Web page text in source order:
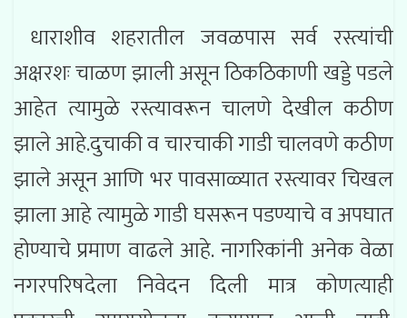
धाराशीव शहरातील जवळपास सर्व रस्त्यांची
अक्षरशः चाळण झाली असून ठिकठिकाणी खड्डे पडले
आहेत त्यामुळे रस्त्यावरून चालणे देखील कठीण
झाले आहे.दुचाकी व चारचाकी गाडी चालवणे कठीण
झाले असून आणि भर पावसाळ्यात रस्त्यावर चिखल
झाला आहे त्यामुळे गाडी घसरून पडण्याचे व अपघात
होण्याचे प्रमाण वाढले आहे. नागरिकांनी अनेक वेळा
नगरपरिषदेला निवेदन दिली मात्र कोणत्याही